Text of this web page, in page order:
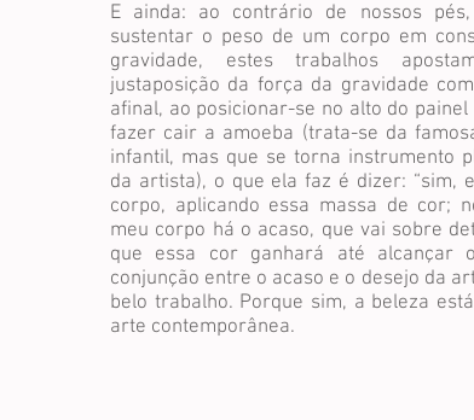
E ainda: ao contrário de nossos
sustentar o peso de um corpo em
gravidade, estes trabalhos
justaposição da força da gravidade
afinal, ao posicionar-se no alto do
fazer cair a amoeba (trata-se da
infantil, mas que se torna instrumento
da artista), o que ela faz é dizer: “sim,
corpo, aplicando essa massa de cor;
meu corpo há o acaso, que vai sobre
que essa cor ganhará até alcançar
conjunção entre o acaso e o desejo da
belo trabalho. Porque sim, a beleza
arte contemporânea.